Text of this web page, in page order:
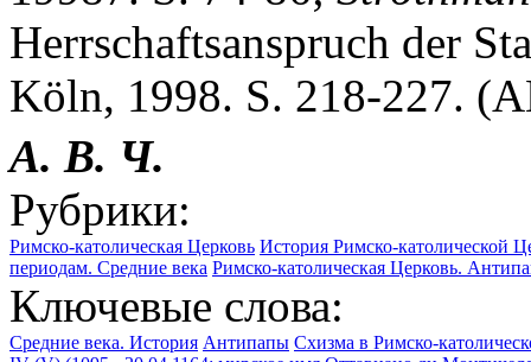
Herrschaftsanspruch der
Köln, 1998. S. 218-227.
А. В. Ч.
Рубрики:
Римско-католическая Церковь История Римско-католической
периодам. Средние века Римско-католическая Церковь.
Ключевые слова:
Средние века. История Антипапы Схизма в Римско-